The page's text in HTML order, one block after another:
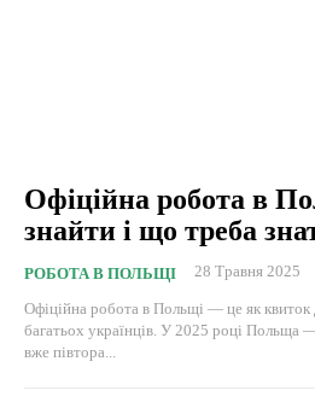
Офіційна робота в
знайти і що треба
РОБОТА В ПОЛЬЩІ 28 Травня 2025
Офіційна робота в Польщі — це як
багатьох українців. У 2025 році Польща
вже півтора...